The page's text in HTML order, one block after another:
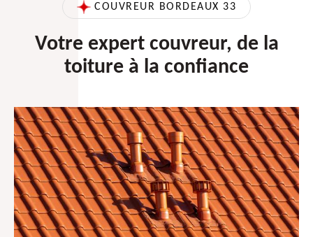
COUVREUR BORDEAUX 33
Votre expert couvreur, de la
toiture à la confiance